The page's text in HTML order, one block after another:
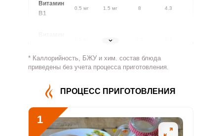
Витамин
В1
0.5 мг 1.5 мг 8 4.3
1.8 мг
Витамин
77.4 мг 500 мг 3.7 1.9
Витамин
В5
Витамин
0.9 мг 2 мг 10.8 5.7
* Каллорийность, БЖУ и хим. состав блюда
приведены без учета процесса приготовления.
ПРОЦЕСС ПРИГОТОВЛЕНИЯ
1